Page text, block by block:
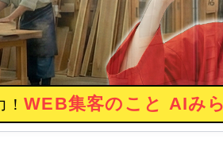
！WEB集客のこと AIみ